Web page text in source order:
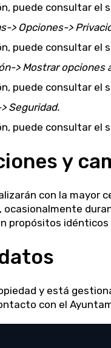
puede consultar el
> Opciones->
puede consultar el
> Mostrar
puede consultar el
Seguridad.
puede consultar el
y
con la mayor
ocasionalmente
propósitos
y está
con el